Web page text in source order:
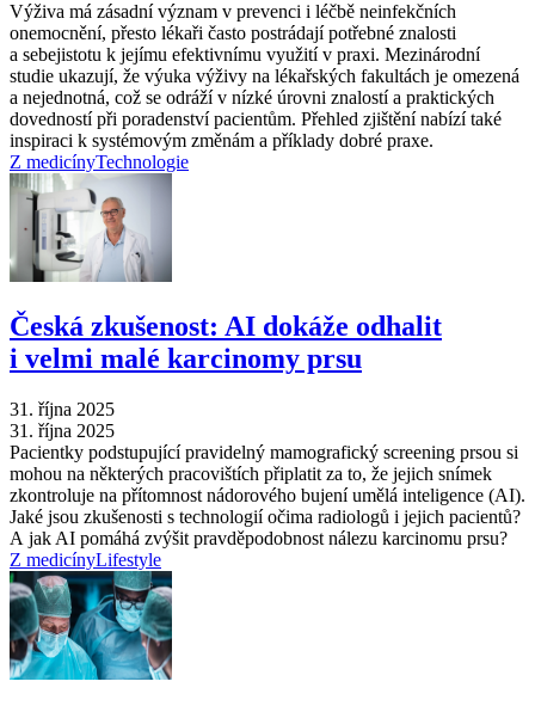
Výživa má zásadní význam v prevenci i léčbě neinfekčních
onemocnění, přesto lékaři často postrádají potřebné znalosti
a sebejistotu k jejímu efektivnímu využití v praxi. Mezinárodní
studie ukazují, že výuka výživy na lékařských fakultách je omezená
a nejednotná, což se odráží v nízké úrovni znalostí a praktických
dovedností při poradenství pacientům. Přehled zjištění nabízí také
inspiraci k systémovým změnám a příklady dobré praxe.
Z medicínyTechnologie
Česká zkušenost: AI dokáže odhalit
i velmi malé karcinomy prsu
31. října 2025
31. října 2025
Pacientky podstupující pravidelný mamografický screening prsou si
mohou na některých pracovištích připlatit za to, že jejich snímek
zkontroluje na přítomnost nádorového bujení umělá inteligence (AI).
Jaké jsou zkušenosti s technologií očima radiologů i jejich pacientů?
A jak AI pomáhá zvýšit pravděpodobnost nálezu karcinomu prsu?
Z medicínyLifestyle